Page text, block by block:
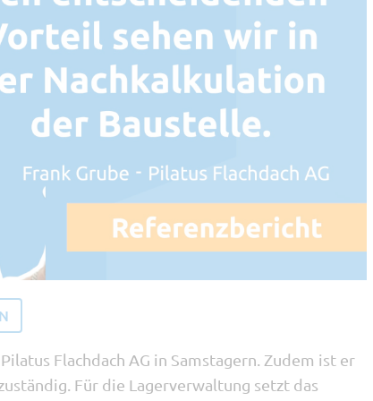
Flachdach AG in Samstagern. Zudem ist er
Für die Lagerverwaltung setzt das